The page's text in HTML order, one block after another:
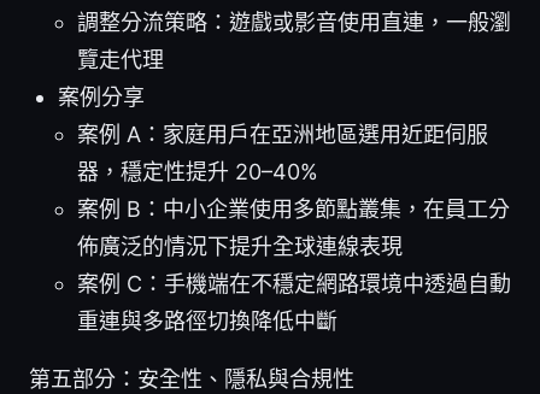
調整分流策略：遊戲或影音使用直連，一般瀏
覽走代理
案例分享
案例 A：家庭用戶在亞洲地區選用近距伺服
器，穩定性提升 20–40%
案例 B：中小企業使用多節點叢集，在員工分
佈廣泛的情況下提升全球連線表現
案例 C：手機端在不穩定網路環境中透過自動
重連與多路徑切換降低中斷
第五部分：安全性、隱私與合規性